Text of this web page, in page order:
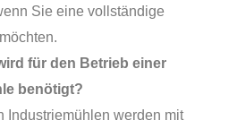
Sie eine vollständige
für den Betrieb einer
benötigt?
Industriemühlen werden mit